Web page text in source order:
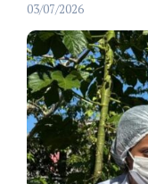
03/07/2026